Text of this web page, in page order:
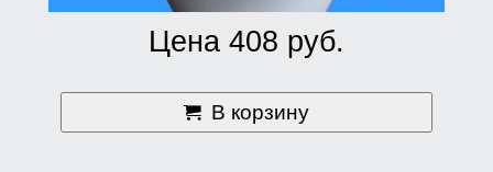
Цена 408 руб.
В корзину